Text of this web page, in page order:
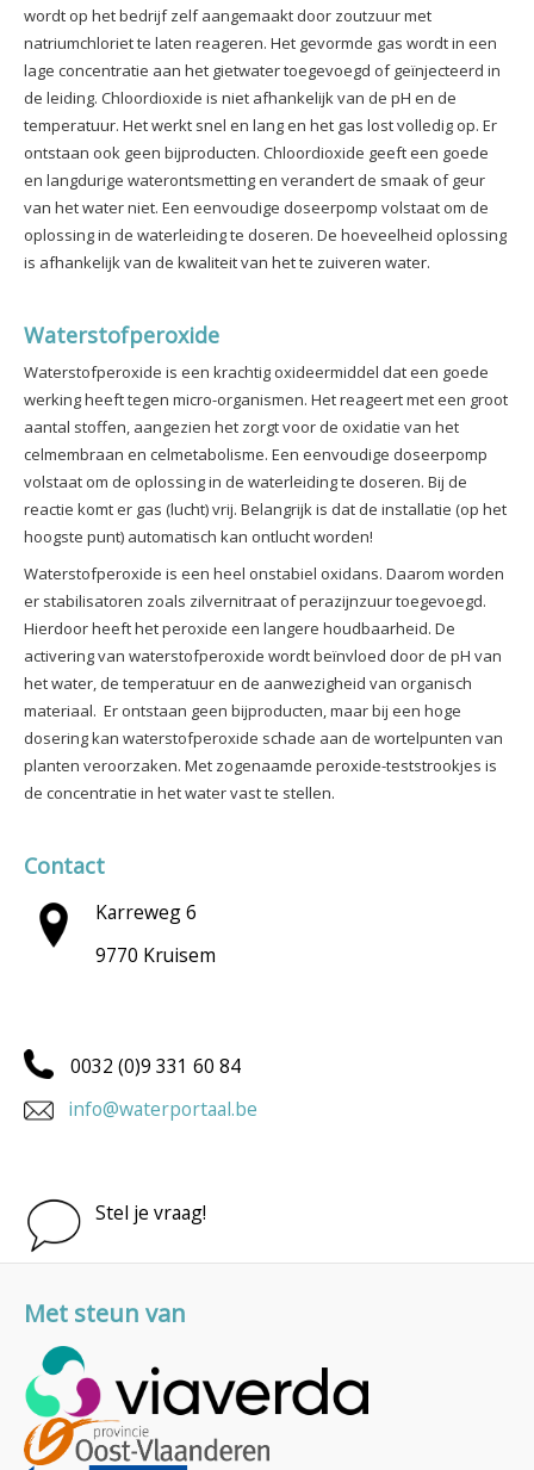
wordt op het bedrijf zelf aangemaakt door zoutzuur met
natriumchloriet te laten reageren. Het gevormde gas wordt in een
lage concentratie aan het gietwater toegevoegd of geïnjecteerd in
de leiding. Chloordioxide is niet afhankelijk van de pH en de
temperatuur. Het werkt snel en lang en het gas lost volledig op. Er
ontstaan ook geen bijproducten. Chloordioxide geeft een goede
en langdurige waterontsmetting en verandert de smaak of geur
van het water niet. Een eenvoudige doseerpomp volstaat om de
oplossing in de waterleiding te doseren. De hoeveelheid oplossing
is afhankelijk van de kwaliteit van het te zuiveren water.
Waterstofperoxide
Waterstofperoxide is een krachtig oxideermiddel dat een goede
werking heeft tegen micro-organismen. Het reageert met een groot
aantal stoffen, aangezien het zorgt voor de oxidatie van het
celmembraan en celmetabolisme. Een eenvoudige doseerpomp
volstaat om de oplossing in de waterleiding te doseren. Bij de
reactie komt er gas (lucht) vrij. Belangrijk is dat de installatie (op het
hoogste punt) automatisch kan ontlucht worden!
Waterstofperoxide is een heel onstabiel oxidans. Daarom worden
er stabilisatoren zoals zilvernitraat of perazijnzuur toegevoegd.
Hierdoor heeft het peroxide een langere houdbaarheid. De
activering van waterstofperoxide wordt beïnvloed door de pH van
het water, de temperatuur en de aanwezigheid van organisch
materiaal. Er ontstaan geen bijproducten, maar bij een hoge
dosering kan waterstofperoxide schade aan de wortelpunten van
planten veroorzaken. Met zogenaamde peroxide-teststrookjes is
de concentratie in het water vast te stellen.
Contact
Karreweg 6
9770 Kruisem
0032 (0)9 331 60 84
info@waterportaal.be
Stel je vraag!
Met steun van